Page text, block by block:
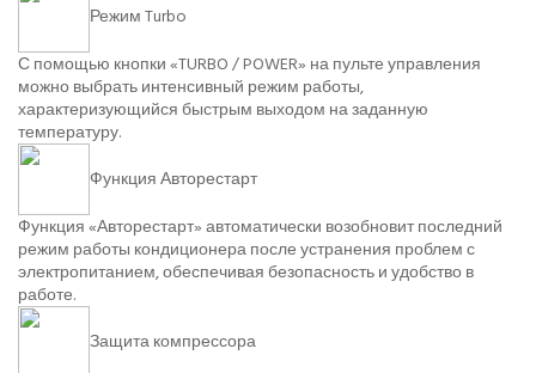
Режим Turbo
С помощью кнопки «TURBO / POWER» на пульте управления
можно выбрать интенсивный режим работы,
характеризующийся быстрым выходом на заданную
температуру.
Функция Авторестарт
Функция «Авторестарт» автоматически возобновит последний
режим работы кондиционера после устранения проблем с
электропитанием, обеспечивая безопасность и удобство в
работе.
Защита компрессора